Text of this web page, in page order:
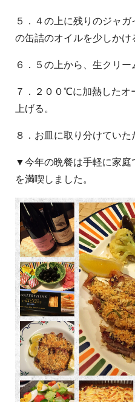
５．４の上に残りのジャ
の缶詰のオイルを少しかけ
６．５の上から、生クリー
７．２００℃に加熱したオ
上げる。
８．お皿に取り分けていた
▼今年の晩餐は手軽に家庭
を満喫しました。